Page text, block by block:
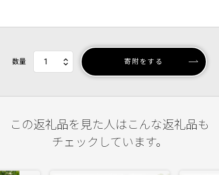
数量 寄附をする
この返礼品を見た人はこんな返礼品も
チェックしています。